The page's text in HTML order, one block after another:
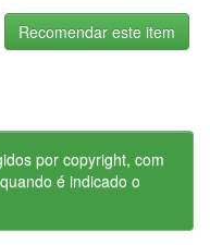
Recomendar este item
por copyright, com
é indicado o